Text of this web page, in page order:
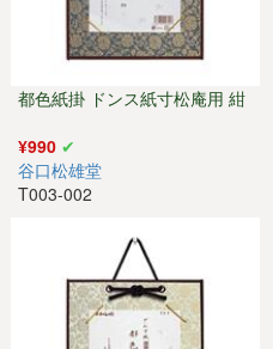
都色紙掛 ドンス紙寸松庵用 紺
¥990
谷口松雄堂
T003-002